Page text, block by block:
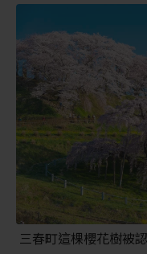
三春町這棵櫻花樹被